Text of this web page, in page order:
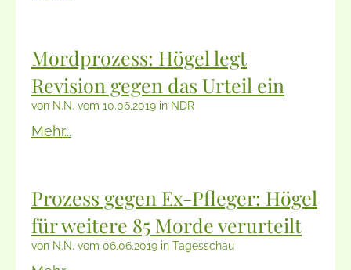
Mordprozess: Högel legt
Revision gegen das Urteil ein
von N.N. vom 10.06.2019 in NDR
Mehr...
Prozess gegen Ex-Pfleger: Högel
für weitere 85 Morde verurteilt
von N.N. vom 06.06.2019 in Tagesschau